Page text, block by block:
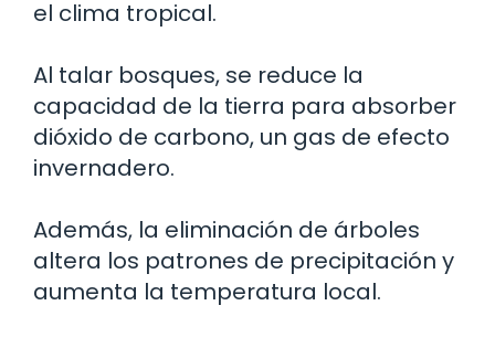
el clima tropical.
Al talar bosques, se reduce la
capacidad de la tierra para absorber
dióxido de carbono, un gas de efecto
invernadero.
Además, la eliminación de árboles
altera los patrones de precipitación y
aumenta la temperatura local.